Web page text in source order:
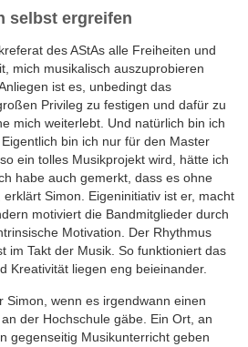
selbst ergreifen
des AStAs alle Freiheiten und
mich musikalisch auszuprobieren
ist es, unbedingt das
Privileg zu festigen und dafür zu
mich weiterlebt. Und natürlich bin ich
bin ich nur für den Master
ein tolles Musikprojekt wird, hätte ich
habe auch gemerkt, dass es ohne
erklärt Simon. Eigeninitiativ ist er, macht
motiviert die Bandmitglieder durch
Motivation. Der Rhythmus
im Takt der Musik. So funktioniert das
Kreativität liegen eng beieinander.
Simon, wenn es irgendwann einen
der Hochschule gäbe. Ein Ort, an
gegenseitig Musikunterricht geben